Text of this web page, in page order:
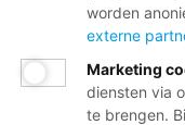
30-7-
24-
worden
externe
Marketing
diensten via
te brengen.